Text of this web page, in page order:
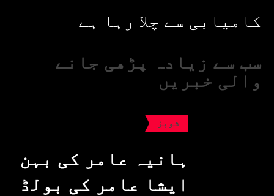
کامیابی سے چلا رہا ہے
سب سے زیادہ پڑھی جانے
والی خبریں
شوبز
ہانیہ عامر کی بہن
ایشا عامر کی بولڈ